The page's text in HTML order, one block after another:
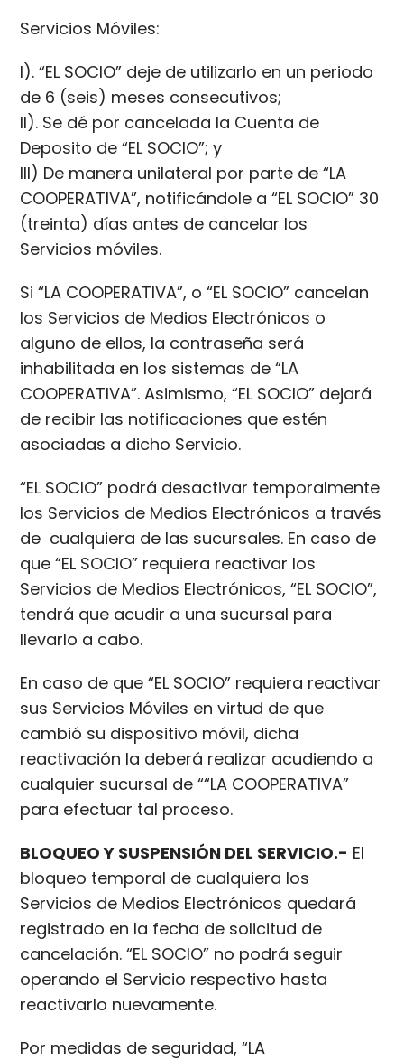
Servicios Móviles:
I). “EL SOCIO” deje de utilizarlo en un periodo
de 6 (seis) meses consecutivos;
II). Se dé por cancelada la Cuenta de
Deposito de “EL SOCIO”; y
III) De manera unilateral por parte de “LA
COOPERATIVA”, notificándole a “EL SOCIO” 30
(treinta) días antes de cancelar los
Servicios móviles.
Si “LA COOPERATIVA”, o “EL SOCIO” cancelan
los Servicios de Medios Electrónicos o
alguno de ellos, la contraseña será
inhabilitada en los sistemas de “LA
COOPERATIVA”. Asimismo, “EL SOCIO” dejará
de recibir las notificaciones que estén
asociadas a dicho Servicio.
“EL SOCIO” podrá desactivar temporalmente
los Servicios de Medios Electrónicos a través
de cualquiera de las sucursales. En caso de
que “EL SOCIO” requiera reactivar los
Servicios de Medios Electrónicos, “EL SOCIO”,
tendrá que acudir a una sucursal para
llevarlo a cabo.
En caso de que “EL SOCIO” requiera reactivar
sus Servicios Móviles en virtud de que
cambió su dispositivo móvil, dicha
reactivación la deberá realizar acudiendo a
cualquier sucursal de ““LA COOPERATIVA”
para efectuar tal proceso.
BLOQUEO Y SUSPENSIÓN DEL SERVICIO.- El
bloqueo temporal de cualquiera los
Servicios de Medios Electrónicos quedará
registrado en la fecha de solicitud de
cancelación. “EL SOCIO” no podrá seguir
operando el Servicio respectivo hasta
reactivarlo nuevamente.
Por medidas de seguridad, “LA